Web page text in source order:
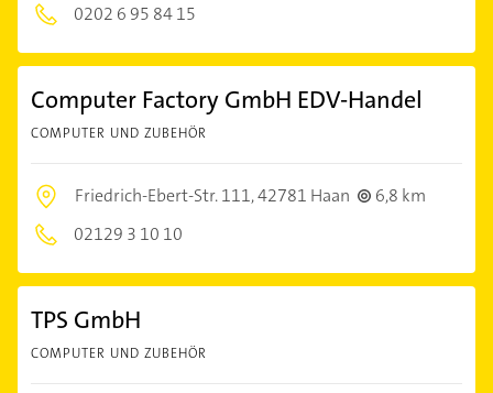
0202 6 95 84 15
Computer Factory GmbH EDV-Handel
COMPUTER UND ZUBEHÖR
Friedrich-Ebert-Str. 111,42781 Haan
6,8 km
02129 3 10 10
TPS GmbH
COMPUTER UND ZUBEHÖR